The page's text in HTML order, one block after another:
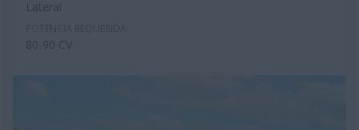
Lateral
80-90 CV